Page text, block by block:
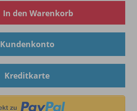
In den Warenkorb
Kundenkonto
Kreditkarte